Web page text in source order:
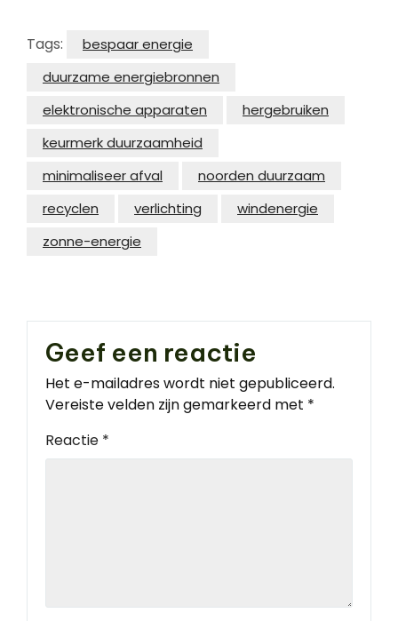
Tags:
bespaar energie
duurzame energiebronnen
elektronische apparaten
hergebruiken
keurmerk duurzaamheid
minimaliseer afval
noorden duurzaam
recyclen
verlichting
windenergie
zonne-energie
Geef een reactie
Het e-mailadres wordt niet gepubliceerd.
Vereiste velden zijn gemarkeerd met *
Reactie *